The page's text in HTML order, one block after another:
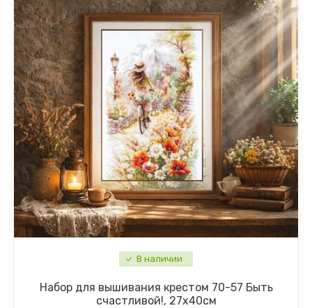
В наличии
Набор для вышивания крестом 70-57 Быть
счастливой!, 27х40см